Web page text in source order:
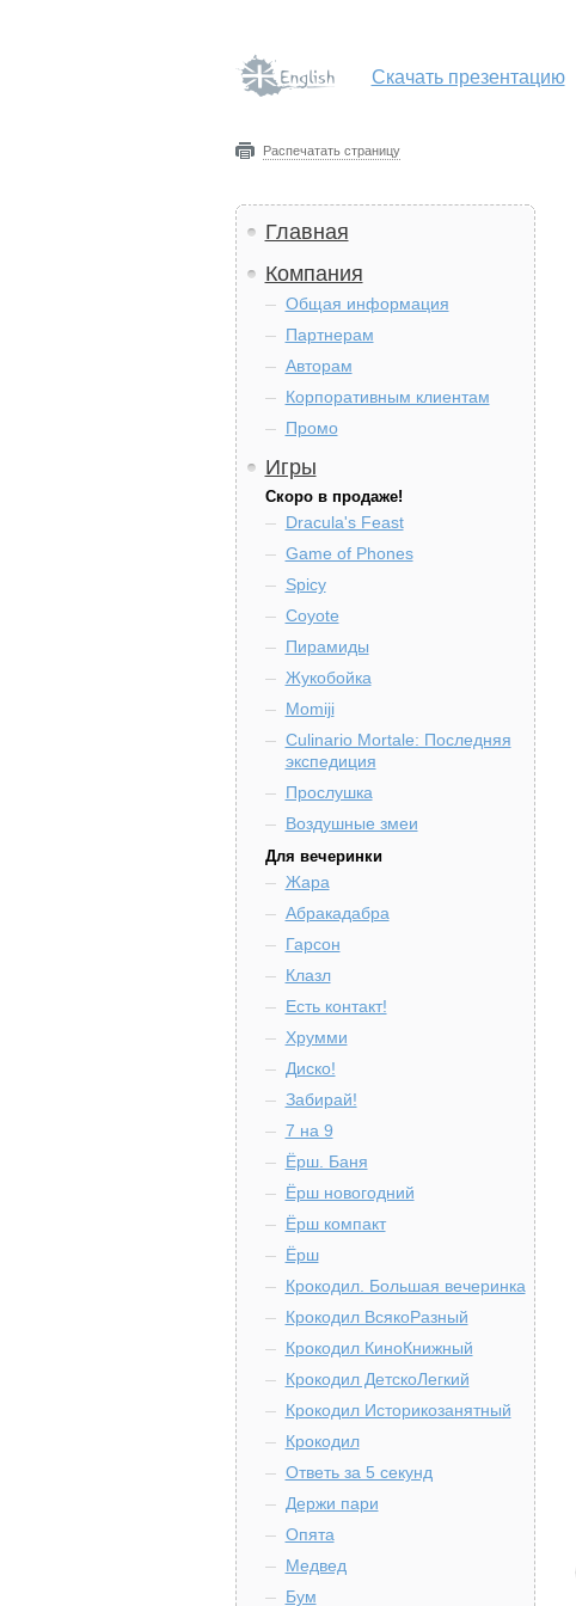
Скачать презентацию
Распечатать страницу
Главная
Компания
Общая информация
Партнерам
Авторам
Корпоративным клиентам
Промо
Игры
Скоро в продаже!
Dracula's Feast
Game of Phones
Spicy
Coyote
Пирамиды
Жукобойка
Momiji
Culinario Mortale: Последняя
экспедиция
Прослушка
Воздушные змеи
Для вечеринки
Жара
Абракадабра
Гарсон
Клазл
Есть контакт!
Хрумми
Диско!
Забирай!
7 на 9
Ёрш. Баня
Ёрш новогодний
Ёрш компакт
Ёрш
Крокодил. Большая вечеринка
Крокодил ВсякоРазный
Крокодил КиноКнижный
Крокодил ДетскоЛегкий
Крокодил Историкозанятный
Крокодил
Ответь за 5 секунд
Держи пари
Опята
Медвед
Бум